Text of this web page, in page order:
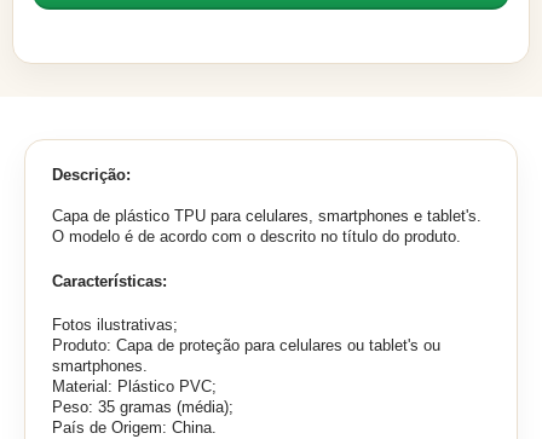
Descrição:
Capa de plástico TPU para celulares, smartphones e tablet's.
O modelo é de acordo com o descrito no título do produto.
Características:
Fotos ilustrativas;
Produto: Capa de proteção para celulares ou tablet's ou
smartphones.
Material: Plástico PVC;
Peso: 35 gramas (média);
País de Origem: China.